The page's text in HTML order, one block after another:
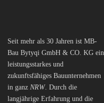
Seit mehr als 30 Jahren ist MB-
Bau Bytyqi GmbH & CO. KG ein
leistungsstarkes und
zukunftsfähiges Bauunternehmen
in ganz NRW. Durch die
langjährige Erfahrung und die